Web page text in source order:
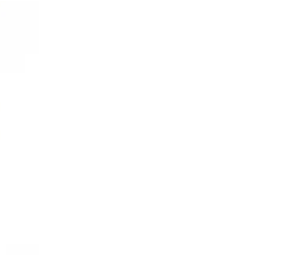
u kategoriju omiljeno